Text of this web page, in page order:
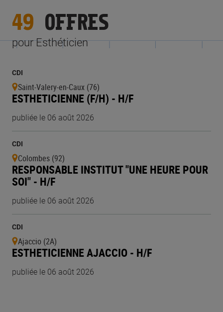
49 OFFRES
pour Esthéticien
CDI
Saint-Valery-en-Caux (76)
ESTHETICIENNE (F/H) - H/F
publiée le 06 août 2026
CDI
Colombes (92)
RESPONSABLE INSTITUT "UNE HEURE POUR
SOI" - H/F
publiée le 06 août 2026
CDI
Ajaccio (2A)
ESTHETICIENNE AJACCIO - H/F
publiée le 06 août 2026